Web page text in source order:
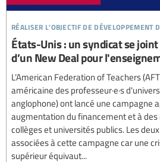
réaliser l’objectif de développement
États-Unis : un syndicat se
d’un New Deal pour
L’American Federation of Teachers
américaine des professeur·e·s
anglophone) ont lancé une campagne
augmentation du financement et à
collèges et universités publics. Les
associées à cette campagne car une
supérieur équivaut...